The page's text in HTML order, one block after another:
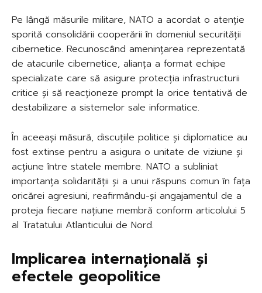
Pe lângă măsurile militare, NATO a acordat o atenție
sporită consolidării cooperării în domeniul securității
cibernetice. Recunoscând amenințarea reprezentată
de atacurile cibernetice, alianța a format echipe
specializate care să asigure protecția infrastructurii
critice și să reacționeze prompt la orice tentativă de
destabilizare a sistemelor sale informatice.
În aceeași măsură, discuțiile politice și diplomatice au
fost extinse pentru a asigura o unitate de viziune și
acțiune între statele membre. NATO a subliniat
importanța solidarității și a unui răspuns comun în fața
oricărei agresiuni, reafirmându-și angajamentul de a
proteja fiecare națiune membră conform articolului 5
al Tratatului Atlanticului de Nord.
Implicarea internațională și
efectele geopolitice